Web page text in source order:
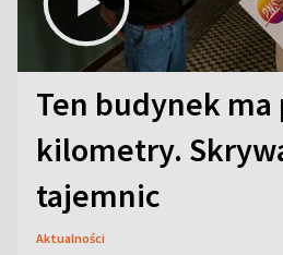
Ten budynek ma
kilometry.
tajemnic
Aktualności